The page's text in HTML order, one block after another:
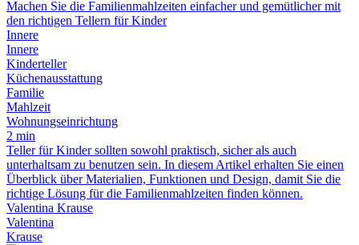
Machen Sie die Familienmahlzeiten einfacher und gemütlicher mit
den richtigen Tellern für Kinder
Innere
Innere
Kinderteller
Küchenausstattung
Familie
Mahlzeit
Wohnungseinrichtung
2 min
Teller für Kinder sollten sowohl praktisch, sicher als auch
unterhaltsam zu benutzen sein. In diesem Artikel erhalten Sie einen
Überblick über Materialien, Funktionen und Design, damit Sie die
richtige Lösung für die Familienmahlzeiten finden können.
Valentina Krause
Valentina
Krause